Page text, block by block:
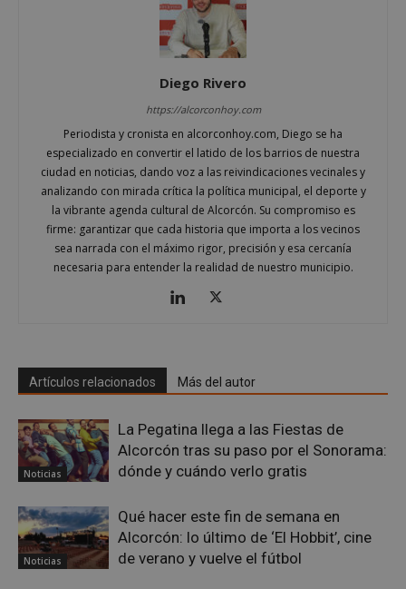
Diego Rivero
https://alcorconhoy.com
Periodista y cronista en alcorconhoy.com, Diego se ha
especializado en convertir el latido de los barrios de nuestra
ciudad en noticias, dando voz a las reivindicaciones vecinales y
analizando con mirada crítica la política municipal, el deporte y
la vibrante agenda cultural de Alcorcón. Su compromiso es
firme: garantizar que cada historia que importa a los vecinos
sea narrada con el máximo rigor, precisión y esa cercanía
necesaria para entender la realidad de nuestro municipio.
Artículos relacionados Más del autor
Noticias
La Pegatina llega a las Fiestas de
Alcorcón tras su paso por el Sonorama:
dónde y cuándo verlo gratis
Noticias
Qué hacer este fin de semana en
Alcorcón: lo último de ‘El Hobbit’, cine
de verano y vuelve el fútbol
Amazon.com
embed.bsky.app
VISITOR_PRIVACY_METADATA
YouTube